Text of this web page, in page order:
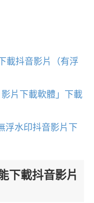
載抖音影片（有浮
片下載軟體」下載
浮水印抖音影片下
下載抖音影片